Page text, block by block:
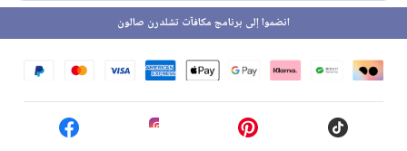
انضموا إلى برنامج مكافآت تشلدرن صالون